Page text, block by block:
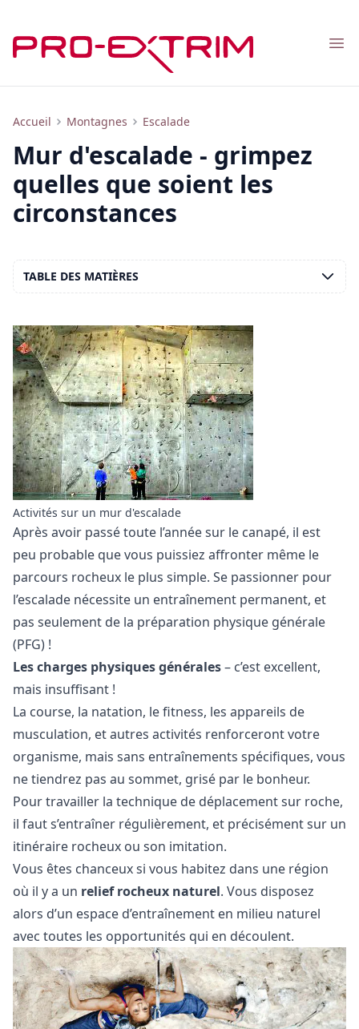
Accueil Montagnes Escalade
Mur d'escalade pour enfants et adultes : pourquoi en avoir besoin, lequel choisir et comment le construire soi-même
Mur d'escalade - grimpez
quelles que soient les
circonstances
Activités sur un mur d'escalade
Après avoir passé toute l’année sur le canapé, il est
peu probable que vous puissiez affronter même le
parcours rocheux le plus simple. Se passionner pour
l’escalade nécessite un entraînement permanent, et
pas seulement de la préparation physique générale
(PFG) !
Les charges physiques générales– c’est excellent,
mais insuffisant !
La course, la natation, le fitness, les appareils de
musculation, et autres activités renforceront votre
organisme, mais sans entraînements spécifiques, vous
ne tiendrez pas au sommet, grisé par le bonheur.
Pour travailler la technique de déplacement sur roche,
il faut s’entraîner régulièrement, et précisément sur un
itinéraire rocheux ou son imitation.
Vous êtes chanceux si vous habitez dans une région
où il y a un relief rocheux naturel. Vous disposez
alors d’un espace d’entraînement en milieu naturel
avec toutes les opportunités qui en découlent.
TABLE DES MATIÈRES